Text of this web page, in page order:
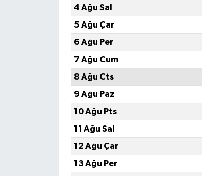
4 Ağu Sal
5 Ağu Çar
6 Ağu Per
7 Ağu Cum
8 Ağu Cts
9 Ağu Paz
10 Ağu Pts
11 Ağu Sal
12 Ağu Çar
13 Ağu Per